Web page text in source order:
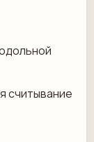
считывание